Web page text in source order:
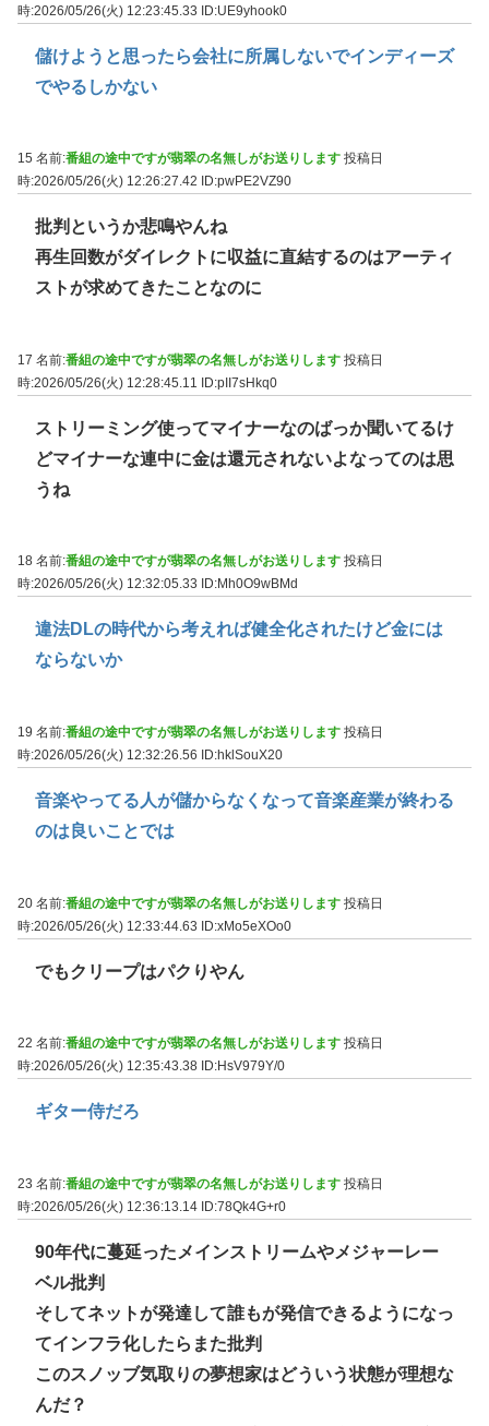
時:2026/05/26(火) 12:23:45.33 ID:UE9yhook0
儲けようと思ったら会社に所属しないでインディーズ
でやるしかない
15 名前:番組の途中ですが翡翠の名無しがお送りします 投稿日
時:2026/05/26(火) 12:26:27.42
ID:pwPE2VZ90
批判というか悲鳴やんね
再生回数がダイレクトに収益に直結するのはアーティ
ストが求めてきたことなのに
17 名前:番組の途中ですが翡翠の名無しがお送りします 投稿日
時:2026/05/26(火) 12:28:45.11 ID:pII7sHkq0
ストリーミング使ってマイナーなのばっか聞いてるけ
どマイナーな連中に金は還元されないよなってのは思
うね
18 名前:番組の途中ですが翡翠の名無しがお送りします 投稿日
時:2026/05/26(火) 12:32:05.33
ID:Mh0O9wBMd
違法DLの時代から考えれば健全化されたけど金には
ならないか
19 名前:番組の途中ですが翡翠の名無しがお送りします 投稿日
時:2026/05/26(火) 12:32:26.56
ID:hklSouX20
音楽やってる人が儲からなくなって音楽産業が終わる
のは良いことでは
20 名前:番組の途中ですが翡翠の名無しがお送りします 投稿日
時:2026/05/26(火) 12:33:44.63 ID:xMo5eXOo0
でもクリープはパクりやん
22 名前:番組の途中ですが翡翠の名無しがお送りします 投稿日
時:2026/05/26(火) 12:35:43.38 ID:HsV979Y/0
ギター侍だろ
23 名前:番組の途中ですが翡翠の名無しがお送りします 投稿日
時:2026/05/26(火) 12:36:13.14 ID:78Qk4G+r0
90年代に蔓延ったメインストリームやメジャーレー
ベル批判
そしてネットが発達して誰もが発信できるようになっ
てインフラ化したらまた批判
このスノッブ気取りの夢想家はどういう状態が理想な
んだ？